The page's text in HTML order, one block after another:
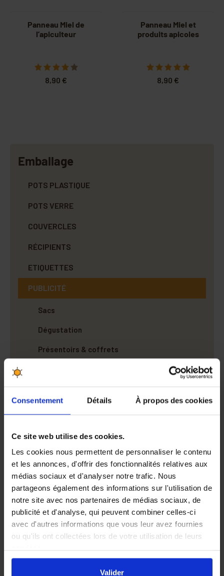
Consentement Détails À propos des cookies
Ce site web utilise des cookies.
Les cookies nous permettent de personnaliser le contenu
et les annonces, d'offrir des fonctionnalités relatives aux
médias sociaux et d'analyser notre trafic. Nous
partageons également des informations sur l'utilisation de
notre site avec nos partenaires de médias sociaux, de
publicité et d'analyse, qui peuvent combiner celles-ci
avec d'autres informations que vous leur avez fournies
ou qu'ils ont collectées lors de votre utilisation de leurs
En cliquant sur le boutonValidervous acceptez
l'ensemble des cookies de notre site ainsi que ceux de
Valider
Panneau Miel de
l’apiculteur
8,90 €
Panneau Miel et
produits apicoles
8,90 €
Emballage
POTS PLASTIQUE
POTS VERRE
COUVERCLES
RÉCIPIENTS
ETIQUETTES
PUBLICITÉ
Sacs
Dégustation
Présentoirs & coffrets
CONDITIONNEMENT
Les meilleurs produits aux
meilleurs prix
d'avis, satisfait ou
remboursé